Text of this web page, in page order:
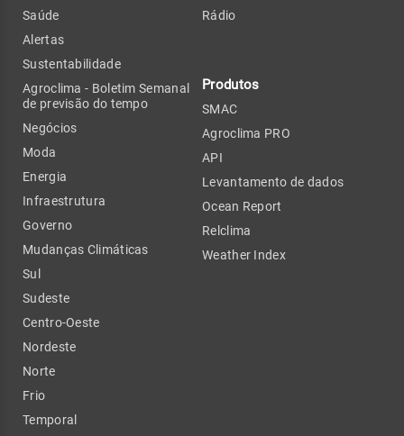
Saúde
Alertas
Sustentabilidade
Agroclima - Boletim Semanal
de previsão do tempo
Negócios
Moda
Energia
Infraestrutura
Governo
Mudanças Climáticas
Sul
Sudeste
Centro-Oeste
Nordeste
Norte
Frio
Temporal
Rádio
Produtos
SMAC
Agroclima PRO
API
Levantamento de dados
Ocean Report
Relclima
Weather Index